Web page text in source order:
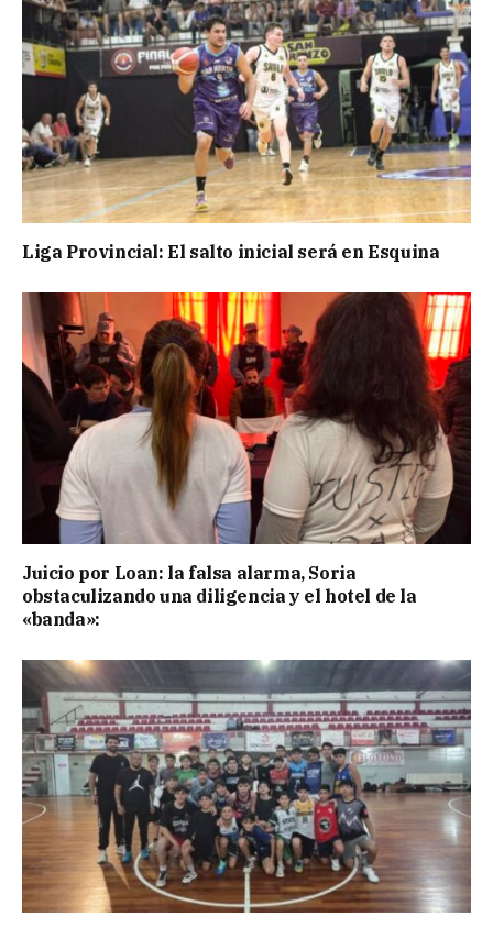
Liga Provincial: El salto inicial será en Esquina
Juicio por Loan: la falsa alarma, Soria
obstaculizando una diligencia y el hotel de la
«banda»: